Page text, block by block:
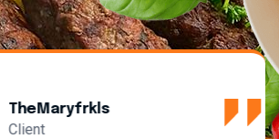
TheMaryfrkls
Client